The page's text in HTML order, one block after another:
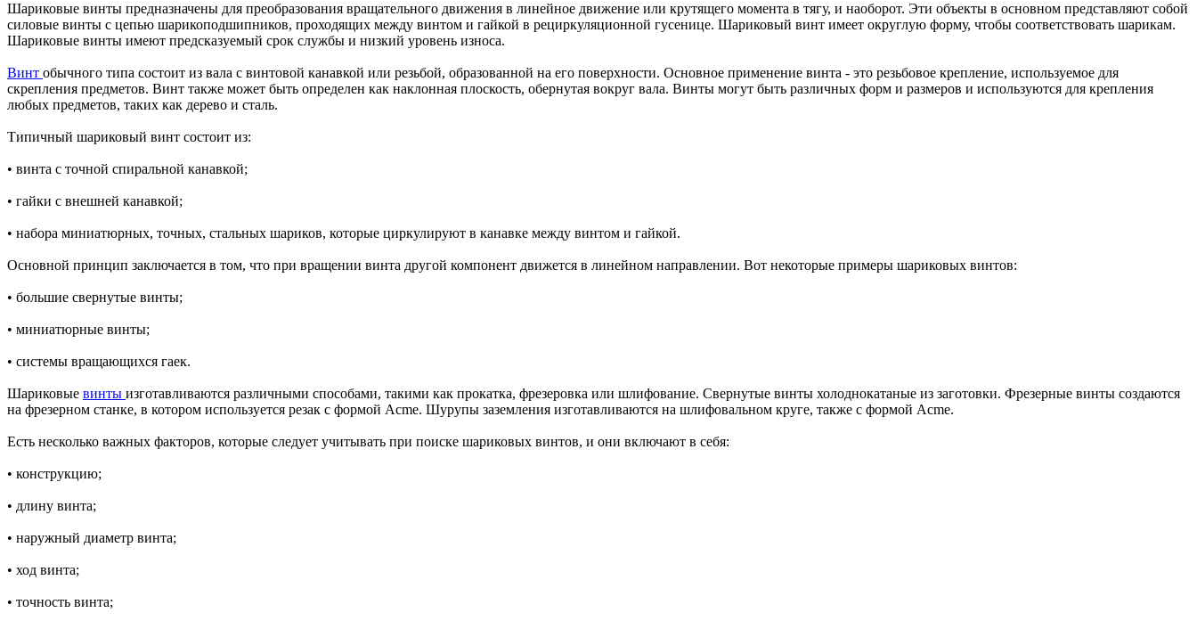
Шариковые винты предназначены для преобразования вращательного движения в линейное движение или крутящего момента в тягу, и наоборот. Эти объекты в основном представляют собой
силовые винты с цепью шарикоподшипников, проходящих между винтом и гайкой в рециркуляционной гусенице. Шариковый винт имеет округлую форму, чтобы соответствовать шарикам.
Шариковые винты имеют предсказуемый срок службы и низкий уровень износа.
Винт обычного типа состоит из вала с винтовой канавкой или резьбой, образованной на его поверхности. Основное применение винта - это резьбовое крепление, используемое для
скрепления предметов. Винт также может быть определен как наклонная плоскость, обернутая вокруг вала. Винты могут быть различных форм и размеров и используются для крепления
любых предметов, таких как дерево и сталь.
Типичный шариковый винт состоит из:
• винта с точной спиральной канавкой;
• гайки с внешней канавкой;
• набора миниатюрных, точных, стальных шариков, которые циркулируют в канавке между винтом и гайкой.
Основной принцип заключается в том, что при вращении винта другой компонент движется в линейном направлении. Вот некоторые примеры шариковых винтов:
• большие свернутые винты;
• миниатюрные винты;
• системы вращающихся гаек.
Шариковые винты изготавливаются различными способами, такими как прокатка, фрезеровка или шлифование. Свернутые винты холоднокатаные из заготовки. Фрезерные винты создаются
на фрезерном станке, в котором используется резак с формой Acme. Шурупы заземления изготавливаются на шлифовальном круге, также с формой Acme.
Есть несколько важных факторов, которые следует учитывать при поиске шариковых винтов, и они включают в себя:
• конструкцию;
• длину винта;
• наружный диаметр винта;
• ход винта;
• точность винта;